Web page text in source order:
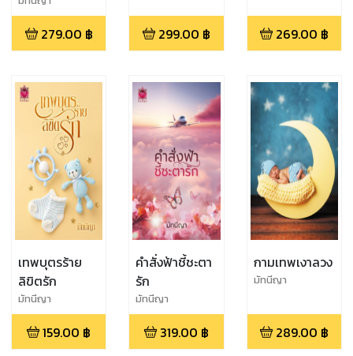
279.00 ฿ 299.00 ฿ 269.00 ฿
เทพบุตรร้าย
ลิขิตรัก
มัทนีญา
159.00 ฿
คำสั่งฟ้าชี้ชะตา
รัก
มัทนีญา
319.00 ฿
กามเทพเงาลวง
มัทนีญา
289.00 ฿